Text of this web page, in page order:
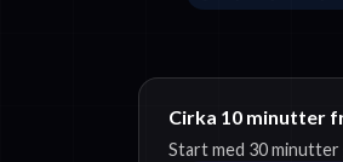
Cirka 10 minutter
Start med 30